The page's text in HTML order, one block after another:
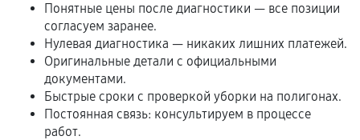
Расширенная гарантия
В некоторых случаях возможно оформление
расширенной гарантии. Стоимость, сроки и
условия продления согласовываются отдельно и
фиксируются в документах.
Понятные цены после диагностики — все позиции
согласуем заранее.
Нулевая диагностика — никаких лишних платежей.
Оригинальные детали с официальными
документами.
Быстрые сроки с проверкой уборки на полигонах.
Постоянная связь: консультируем в процессе
работ.